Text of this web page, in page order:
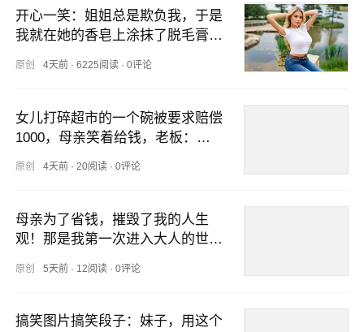
开心一笑：姐姐总是欺负我，于是
我就在她的香皂上涂抹了脱毛膏…
原创 4天前· 6225阅读· 0评论
女儿打碎超市的一个碗被要求赔偿
1000，母亲笑着给钱，老板：糟
原创 4天前· 20阅读· 0评论
母亲为了省钱，摧毁了我的人生
观！那是我第一次进入大人的世
原创 5天前· 12阅读· 0评论
搞笑图片搞笑段子：妹子，用这个